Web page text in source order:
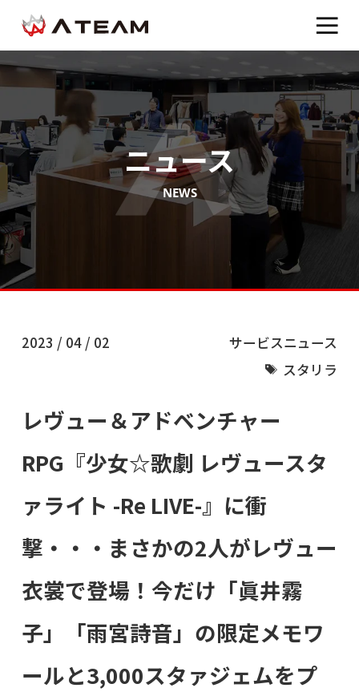
ニュース
NEWS
2023 / 04 / 02
サービスニュース
スタリラ
レヴュー＆アドベンチャー
RPG『少女☆歌劇 レヴュースタ
ァライト -Re LIVE-』に衝
撃・・・まさかの2人がレヴュー
衣裳で登場！今だけ「眞井霧
子」「雨宮詩音」の限定メモワ
ールと3,000スタァジェムをプ